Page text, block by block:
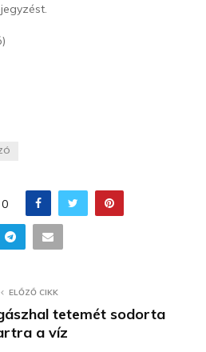
0
ELŐZŐ CIKK
tetemét sodorta
a víz